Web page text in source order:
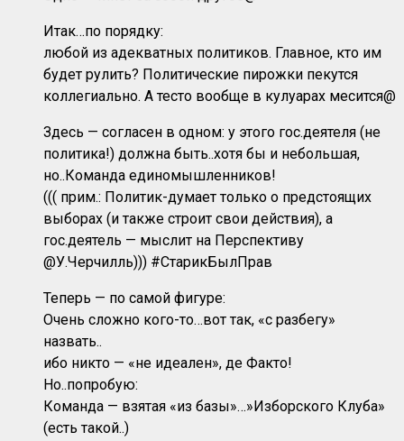
Итак…по порядку:
любой из адекватных политиков. Главное, кто им
будет рулить? Политические пирожки пекутся
коллегиально. А тесто вообще в кулуарах месится@
Здесь — согласен в одном: у этого гос.деятеля (не
политика!) должна быть..хотя бы и небольшая,
но..Команда единомышленников!
((( прим.: Политик-думает только о предстоящих
выборах (и также строит свои действия), а
гос.деятель — мыслит на Перспективу
@У.Черчилль))) #СтарикБылПрав
Теперь — по самой фигуре:
Очень сложно кого-то…вот так, «с разбегу»
назвать..
ибо никто — «не идеален», де Факто!
Но..попробую:
Команда — взятая «из базы»…»Изборского Клуба»
(есть такой..)